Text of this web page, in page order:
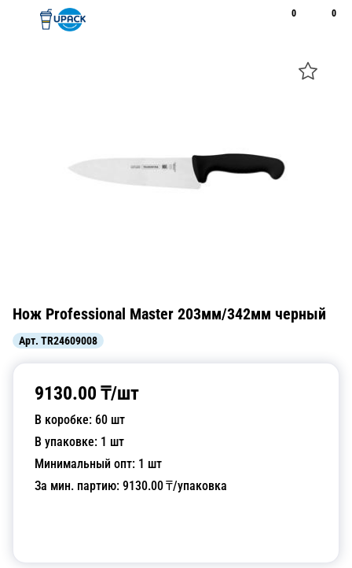
0 0
Нож Professional Master 203мм/342мм черный
Арт. TR24609008
9130.00 ₸/шт
В коробке: 60 шт
В упаковке: 1 шт
Минимальный опт: 1 шт
За мин. партию: 9130.00₸/упаковка